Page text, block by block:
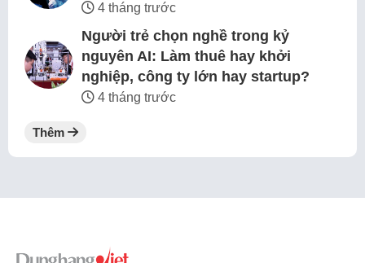
4 tháng trước
Người trẻ chọn nghề trong kỷ
nguyên AI: Làm thuê hay khởi
nghiệp, công ty lớn hay startup?
4 tháng trước
Thêm